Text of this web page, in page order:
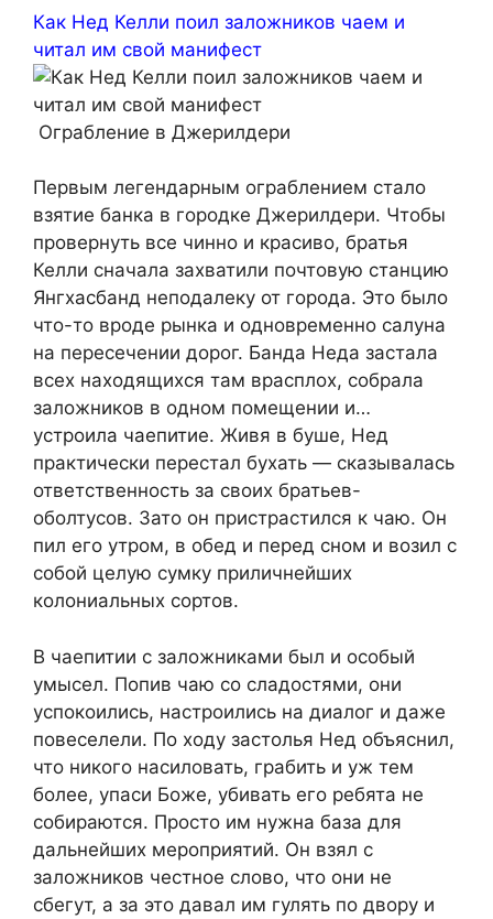
Как Нед Келли поил заложников чаем и
читал им свой манифест
Ограбление в Джерилдери
Первым легендарным ограблением стало
взятие банка в городке Джерилдери. Чтобы
провернуть все чинно и красиво, братья
Келли сначала захватили почтовую станцию
Янгхасбанд неподалеку от города. Это было
что-то вроде рынка и одновременно салуна
на пересечении дорог. Банда Неда застала
всех находящихся там врасплох, собрала
заложников в одном помещении и…
устроила чаепитие. Живя в буше, Нед
практически перестал бухать — сказывалась
ответственность за своих братьев-
оболтусов. Зато он пристрастился к чаю. Он
пил его утром, в обед и перед сном и возил с
собой целую сумку приличнейших
колониальных сортов.
В чаепитии с заложниками был и особый
умысел. Попив чаю со сладостями, они
успокоились, настроились на диалог и даже
повеселели. По ходу застолья Нед объяснил,
что никого насиловать, грабить и уж тем
более, упаси Боже, убивать его ребята не
собираются. Просто им нужна база для
дальнейших мероприятий. Он взял с
заложников честное слово, что они не
сбегут, а за это давал им гулять по двору и